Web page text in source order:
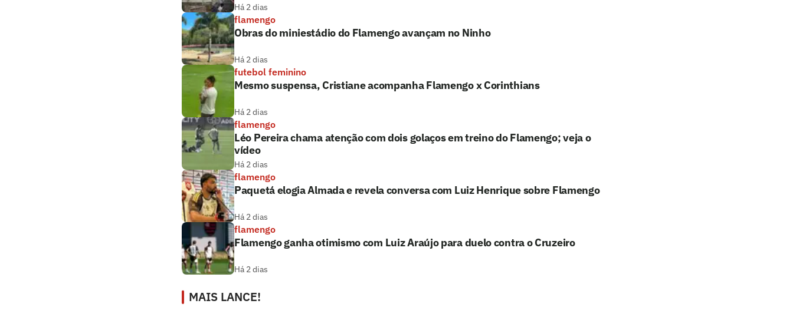
Há 2 dias
flamengo
Obras do miniestádio do Flamengo avançam no Ninho
Há 2 dias
futebol feminino
Mesmo suspensa, Cristiane acompanha Flamengo x Corinthians
Há 2 dias
flamengo
Léo Pereira chama atenção com dois golaços em treino do Flamengo; veja o
vídeo
Há 2 dias
flamengo
Paquetá elogia Almada e revela conversa com Luiz Henrique sobre Flamengo
Há 2 dias
flamengo
Flamengo ganha otimismo com Luiz Araújo para duelo contra o Cruzeiro
Há 2 dias
MAIS LANCE!